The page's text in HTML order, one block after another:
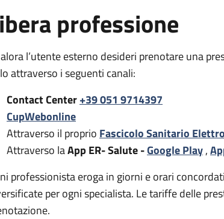
professione
l’utente esterno desideri prenotare una
attraverso i seguenti canali:
Contact Center+39 051 9714397
CupWebonline
Attraverso il proprio Fascicolo Sanitario
Attraverso laApp ER- Salute -Google Play,
professionista eroga in giorni e orari
per ogni specialista. Le tariffe delle